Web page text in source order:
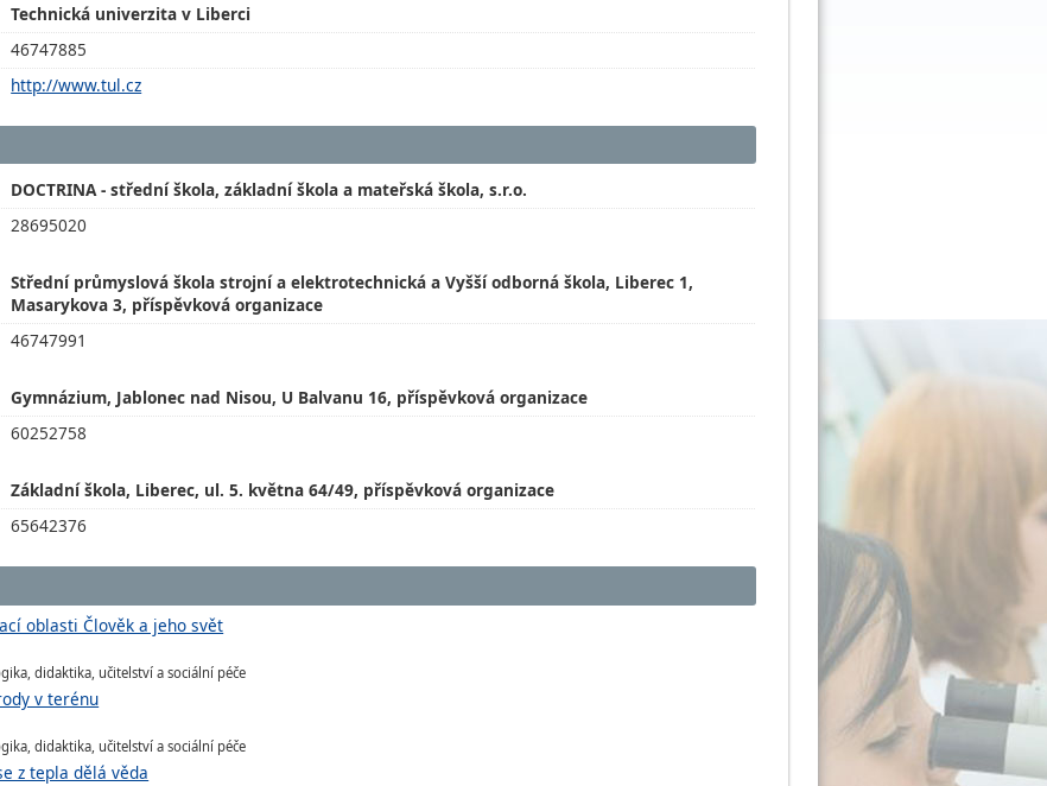
Technická univerzita v Liberci
46747885
http://www.tul.cz
DOCTRINA - střední škola, základní škola a mateřská škola, s.r.o.
28695020
Střední průmyslová škola strojní a elektrotechnická a Vyšší odborná škola, Liberec 1,
Masarykova 3, příspěvková organizace
46747991
Gymnázium, Jablonec nad Nisou, U Balvanu 16, příspěvková organizace
60252758
Základní škola, Liberec, ul. 5. května 64/49, příspěvková organizace
65642376
oblasti Člověk a jeho svět
didaktika, učitelství a sociální péče
v terénu
didaktika, učitelství a sociální péče
z tepla dělá věda